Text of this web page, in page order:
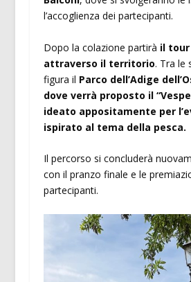
l’accoglienza dei partecipanti.
Dopo la colazione partirà il tour
attraverso il territorio. Tra le
figura il Parco dell’Adige
dove verrà proposto il
ideato appositamente per
ispirato al tema della pesca.
Il percorso si concluderà
con il pranzo finale e le
partecipanti.